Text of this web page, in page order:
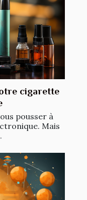
cigarette
pousser à
Mais